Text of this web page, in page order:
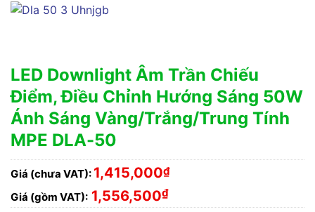
LED Downlight Âm Trần Chiếu
Điểm, Điều Chỉnh Hướng Sáng 50W
Ánh Sáng Vàng/Trắng/Trung Tính
MPE DLA-50
Giá (chưa VAT): 1,415,000₫
Giá (gồm VAT): 1,556,500₫